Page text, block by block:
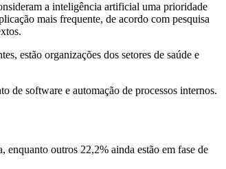
a inteligência artificial uma prioridade
mais frequente, de acordo com pesquisa
estão organizações dos setores de saúde e
de software e automação de processos internos.
outros 22,2% ainda estão em fase de